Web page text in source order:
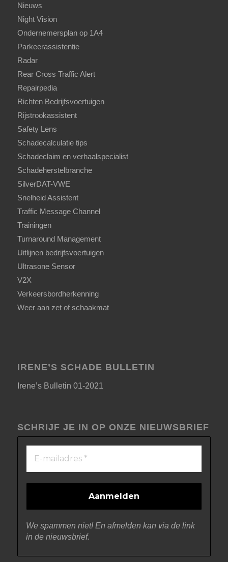
Nieuws
Night Vision
Ondernemersplan op 1A4
Parkeerassistentie
Radar
Rear Cross Traffic Alert
Repairpedia
Richten Bedrijfsvoertuigen
Rijstrookassistent
Safety Lens
Schadecalculatie tips
Schadeclaim en verhaalspecialist
Schadeherstelbranche
SilverDAT-VWE
Snelheid Assistent
Traffic Message Channel
Trainingen
Turnaround Management
Uitlijnen bedrijfsvoertuigen
Ultrasone Sensor
V2X
Verkeersbordherkenning
Weer aan zet of schaakmat
IRENE’S SCHADE BULLETIN
Irene’s Bulletin 01-2021
SCHRIJF JE IN OP ONZE NIEUWSBRIEF
We spammen niet! En afmelden kan via de link
in de nieuwsbrief.